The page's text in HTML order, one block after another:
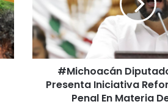
Iniciativa
Reformar
Código
Penal
En
Materia#Michoacán
Presenta Iniciativa
Penal En Materia